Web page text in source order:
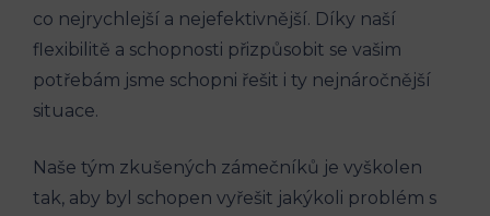
co nejrychlejší a nejefektivnější. Díky naší
flexibilitě a schopnosti přizpůsobit se vašim
potřebám jsme schopni řešit i ty nejnáročnější
situace.
Naše tým zkušených zámečníků je vyškolen
tak, aby byl schopen vyřešit jakýkoli problém s